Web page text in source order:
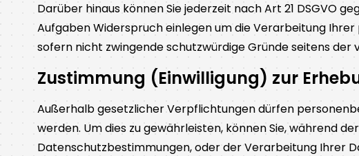
Darüber hinaus können Sie jederzeit nach Art 21 DSGVO
Aufgaben Widerspruch einlegen um die Verarbeitung
sofern nicht zwingende schutzwürdige Gründe seitens
Zustimmung (Einwilligung) zur
Außerhalb gesetzlicher Verpflichtungen dürfen
werden. Um dies zu gewährleisten, können Sie, während
Datenschutzbestimmungen, oder der Verarbeitung Ihrer